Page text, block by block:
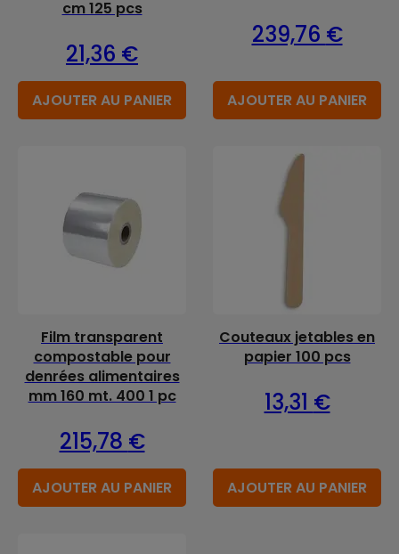
cm 125 pcs
21,36 €
AJOUTER AU PANIER
239,76 €
AJOUTER AU PANIER
Film transparent
compostable pour
denrées alimentaires
mm 160 mt. 400 1 pc
215,78 €
AJOUTER AU PANIER
Couteaux jetables en
papier 100 pcs
13,31 €
AJOUTER AU PANIER